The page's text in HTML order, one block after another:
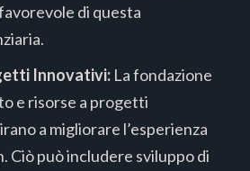
di questa
Innovativi: La fondazione
e risorse a progetti
a migliorare l’esperienza
Ciò può includere sviluppo di